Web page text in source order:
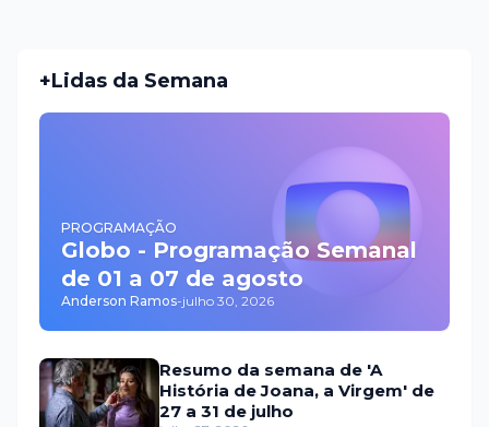
+Lidas da Semana
PROGRAMAÇÃO
Globo - Programação Semanal
de 01 a 07 de agosto
Anderson Ramos-julho 30, 2026
Resumo da semana de 'A
História de Joana, a Virgem' de
27 a 31 de julho